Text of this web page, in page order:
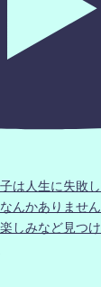
は人生に失敗
んかありませ
しみなど見つ